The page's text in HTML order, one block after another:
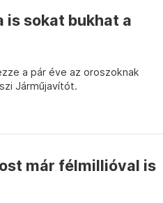
is sokat bukhat a
a pár éve az oroszoknak
Járműjavítót.
már félmillióval is